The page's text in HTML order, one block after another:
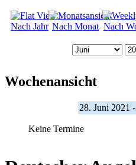
Nach Jahr Nach Monat Nach
Wochenansicht
28. Juni 2021
Keine Termine